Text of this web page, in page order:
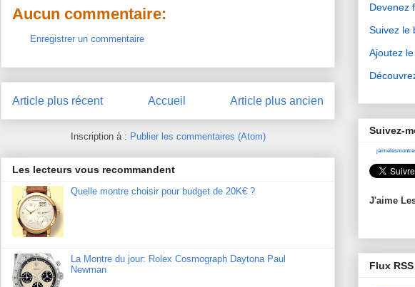
Aucun commentaire:
Enregistrer un commentaire
Article plus récent Article plus ancien
Accueil
Inscription à : Publier les commentaires (Atom)
Les lecteurs vous recommandent
Quelle montre choisir pour budget de 20K€ ?
La Montre du jour: Rolex Cosmograph Daytona Paul
Newman
Devenez
Suivez le
Ajoutez
Suivez-
J'aime
Flux RSS